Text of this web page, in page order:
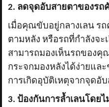
2. ลดจุดอับสายตาของรถ
เมื่อคุณขับอยู่กลางเลน ร
ตามหลัง หรือรถที่กำลังจะ
สามารถมองเห็นรถของคุ
กระจกมองหลังได้ง่ายแล
การเกิดอุบัติเหตุจากจุดอั
3. ป้องกันการล้ำเลนโดยไ